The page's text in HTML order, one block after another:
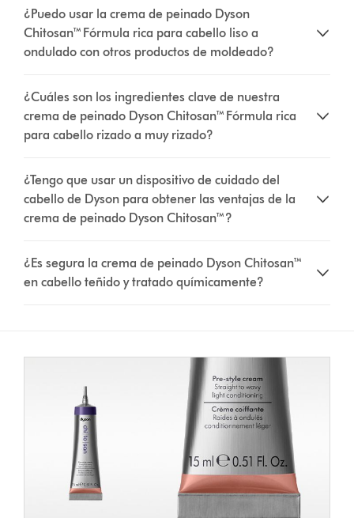
¿Puedo usar la crema de peinado Dyson
Chitosan™ Fórmula rica para cabello liso a
ondulado con otros productos de moldeado?
¿Cuáles son los ingredientes clave de nuestra
crema de peinado Dyson Chitosan™ Fórmula rica
para cabello rizado a muy rizado?
¿Tengo que usar un dispositivo de cuidado del
cabello de Dyson para obtener las ventajas de la
crema de peinado Dyson Chitosan™?
¿Es segura la crema de peinado Dyson Chitosan™
en cabello teñido y tratado químicamente?